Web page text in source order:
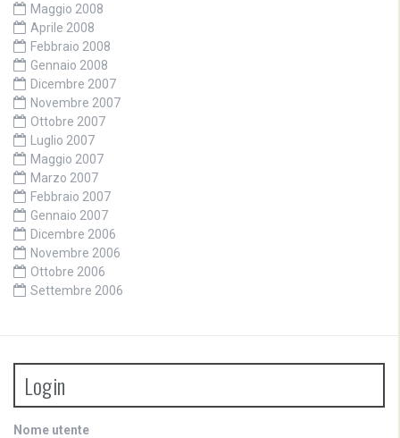
Maggio 2008
Aprile 2008
Febbraio 2008
Gennaio 2008
Dicembre 2007
Novembre 2007
Ottobre 2007
Luglio 2007
Maggio 2007
Marzo 2007
Febbraio 2007
Gennaio 2007
Dicembre 2006
Novembre 2006
Ottobre 2006
Settembre 2006
Login
Nome utente